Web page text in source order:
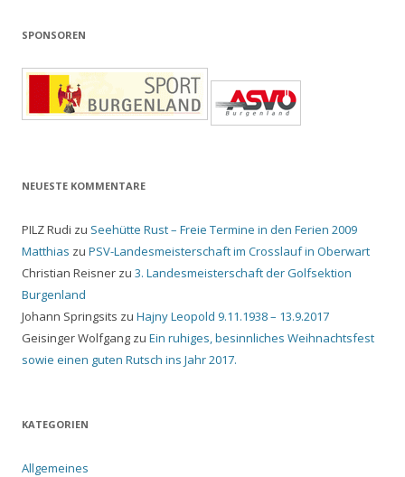
SPONSOREN
NEUESTE KOMMENTARE
PILZ Rudi zu Seehütte Rust – Freie Termine in den Ferien 2009
Matthias zu PSV-Landesmeisterschaft im Crosslauf in Oberwart
Christian Reisner zu 3. Landesmeisterschaft der Golfsektion
Burgenland
Johann Springsits zu Hajny Leopold 9.11.1938 – 13.9.2017
Geisinger Wolfgang zu Ein ruhiges, besinnliches Weihnachtsfest
sowie einen guten Rutsch ins Jahr 2017.
KATEGORIEN
Allgemeines